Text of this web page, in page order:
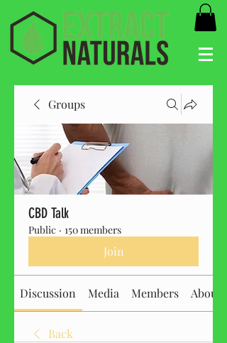
Groups
CBD Talk
Public · 150 members
Join
Discussion Media Members About
Back